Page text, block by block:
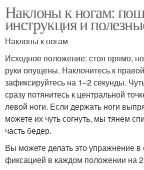
Наклоны к ногам:
инструкция и
Наклоны к ногам
Исходное положение: стоя прямо,
руки опущены. Наклонитесь к
зафиксируйтесь на 1–2 секунды.
сразу потянитесь к центральной
левой ноги. Если держать ноги
можете их чуть согнуть, мы тянем
часть бедер.
Вы можете делать это упражнение в
фиксацией в каждом положении на